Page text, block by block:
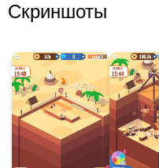
Скриншоты